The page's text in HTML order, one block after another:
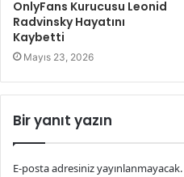
OnlyFans Kurucusu Leonid
Radvinsky Hayatını
Kaybetti
Mayıs 23, 2026
Bir yanıt yazın
E-posta adresiniz yayınlanmayacak.